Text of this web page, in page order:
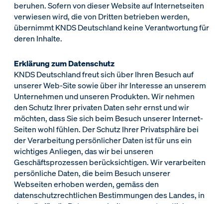
beruhen. Sofern von dieser Website auf Internetseiten
verwiesen wird, die von Dritten betrieben werden,
übernimmt KNDS Deutschland keine Verantwortung für
deren Inhalte.
Erklärung zum Datenschutz
KNDS Deutschland freut sich über Ihren Besuch auf
unserer Web-Site sowie über ihr Interesse an unserem
Unternehmen und unseren Produkten. Wir nehmen
den Schutz Ihrer privaten Daten sehr ernst und wir
möchten, dass Sie sich beim Besuch unserer Internet-
Seiten wohl fühlen. Der Schutz Ihrer Privatsphäre bei
der Verarbeitung persönlicher Daten ist für uns ein
wichtiges Anliegen, das wir bei unseren
Geschäftsprozessen berücksichtigen. Wir verarbeiten
persönliche Daten, die beim Besuch unserer
Webseiten erhoben werden, gemäss den
datenschutzrechtlichen Bestimmungen des Landes, in